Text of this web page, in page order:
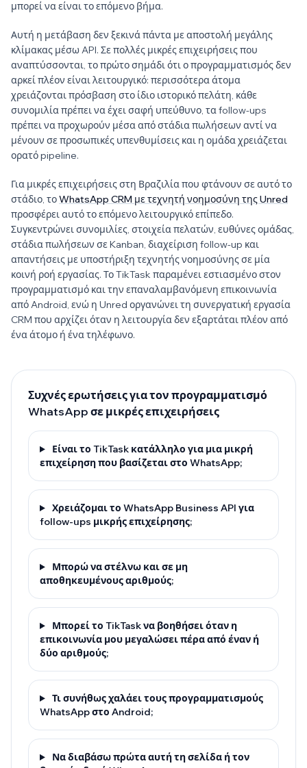
μπορεί να είναι το επόμενο βήμα.
Αυτή η μετάβαση δεν ξεκινά πάντα με αποστολή μεγάλης
κλίμακας μέσω API. Σε πολλές μικρές επιχειρήσεις που
αναπτύσσονται, το πρώτο σημάδι ότι ο προγραμματισμός δεν
αρκεί πλέον είναι λειτουργικό: περισσότερα άτομα
χρειάζονται πρόσβαση στο ίδιο ιστορικό πελάτη, κάθε
συνομιλία πρέπει να έχει σαφή υπεύθυνο, τα follow-ups
πρέπει να προχωρούν μέσα από στάδια πωλήσεων αντί να
μένουν σε προσωπικές υπενθυμίσεις και η ομάδα χρειάζεται
ορατό pipeline.
Για μικρές επιχειρήσεις στη Βραζιλία που φτάνουν σε αυτό το
στάδιο, τοWhatsApp CRM με τεχνητή νοημοσύνη της Unred
προσφέρει αυτό το επόμενο λειτουργικό επίπεδο.
Συγκεντρώνει συνομιλίες, στοιχεία πελατών, ευθύνες ομάδας,
στάδια πωλήσεων σε Kanban, διαχείριση follow-up και
απαντήσεις με υποστήριξη τεχνητής νοημοσύνης σε μία
κοινή ροή εργασίας. Το TikTask παραμένει εστιασμένο στον
προγραμματισμό και την επαναλαμβανόμενη επικοινωνία
από Android, ενώ η Unred οργανώνει τη συνεργατική εργασία
CRM που αρχίζει όταν η λειτουργία δεν εξαρτάται πλέον από
ένα άτομο ή ένα τηλέφωνο.
Συχνές ερωτήσεις για τον προγραμματισμό
WhatsApp σε μικρές επιχειρήσεις
Είναι το TikTask κατάλληλο για μια μικρή
επιχείρηση που βασίζεται στο WhatsApp;
Χρειάζομαι το WhatsApp Business API για
follow-ups μικρής επιχείρησης;
Μπορώ να στέλνω και σε μη
αποθηκευμένους αριθμούς;
Μπορεί το TikTask να βοηθήσει όταν η
επικοινωνία μου μεγαλώσει πέρα από έναν ή
δύο αριθμούς;
Τι συνήθως χαλάει τους προγραμματισμούς
WhatsApp στο Android;
Να διαβάσω πρώτα αυτή τη σελίδα ή τον